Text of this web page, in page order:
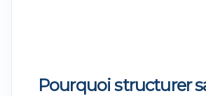
Pourquoi structurer